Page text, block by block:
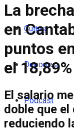
Cultura
Deportes
Podcast
La
en
puntos
el 18,89%
El salario
doble que el
reduciendo